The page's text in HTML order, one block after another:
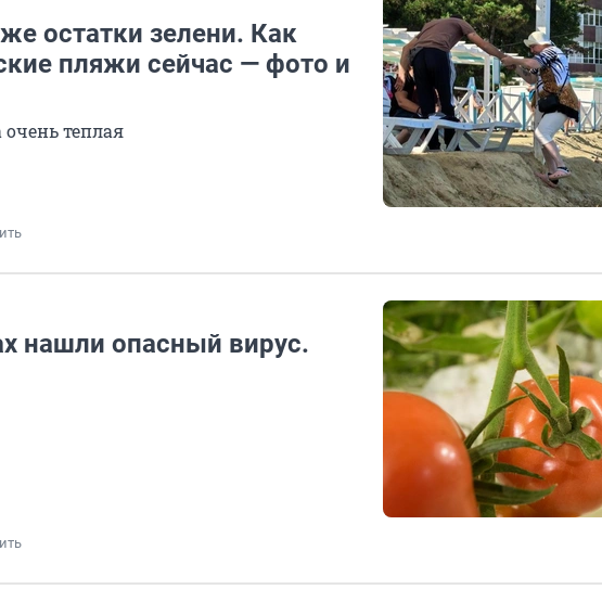
остатки зелени. Как
пляжи сейчас — фото и
теплая
нашли опасный вирус.